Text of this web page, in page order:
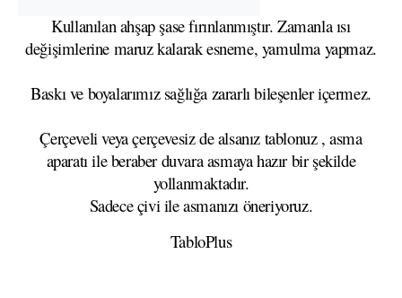
Kullanılan ahşap şase fırınlanmıştır. Zamanla ısı
değişimlerine maruz kalarak esneme, yamulma yapmaz.
Baskı ve boyalarımız sağlığa zararlı bileşenler içermez.
Çerçeveli veya çerçevesiz de alsanız tablonuz , asma
aparatı ile beraber duvara asmaya hazır bir şekilde
yollanmaktadır.
Sadece çivi ile asmanızı öneriyoruz.
TabloPlus